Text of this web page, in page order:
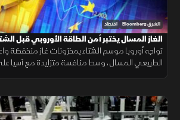
الشرق Bloomberg اقتصاد
الغاز المسال يختبر أمن الطاقة الأوروبي قبل
تواجه أوروبا موسم الشتاء بمخزونات غاز منخفضة
الطبيعي المسال، وسط منافسة متزايدة مع آسيا